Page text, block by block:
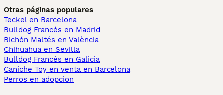
Otras páginas populares
Teckel en Barcelona
Bulldog Francés en Madrid
Bichón Maltés en València
Chihuahua en Sevilla
Bulldog Francés en Galicia
Caniche Toy en venta en Barcelona
Perros en adopcion